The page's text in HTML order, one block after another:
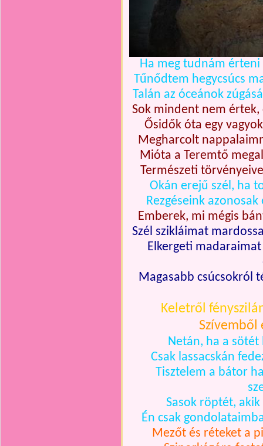
Ha meg tudnám
Tűnődtem hegycsúcs
Talán az óceánok
Sok mindent nem értek,
Ősidők óta egy
Megharcolt
Mióta a Teremtő
Természeti
Okán erejű szél, ha
Rezgéseink
Emberek, mi mégis
Szél szikláimat
Elkergeti
Magasabb csúcsokról
Keletről
Netán, ha a
Csak lassacskán
Tisztelem a bátor
Sasok röptét,
Én csak
Mezőt és réteket a